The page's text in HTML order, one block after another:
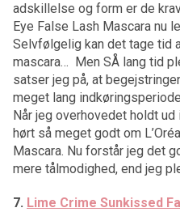
adskillelse og form er de
Eye False Lash Mascara nu
Selvfølgelig kan det tage tid
mascara… Men SÅ lang tid
satser jeg på, at
meget lang
Når jeg overhovedet holdt
hørt så meget godt om
Mascara. Nu forstår jeg det
mere tålmodighed, end jeg
7. Lime Crime Sunkissed